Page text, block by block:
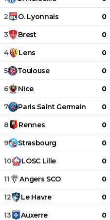
2 O. Lyonnais 0
3 Brest 0
4 Lens 0
5 Toulouse 0
6 Nice 0
7 Paris Saint Germain 0
8 Rennes 0
9 Strasbourg 0
10 LOSC Lille 0
11 Angers SCO 0
12 Le Havre 0
13 Auxerre 0